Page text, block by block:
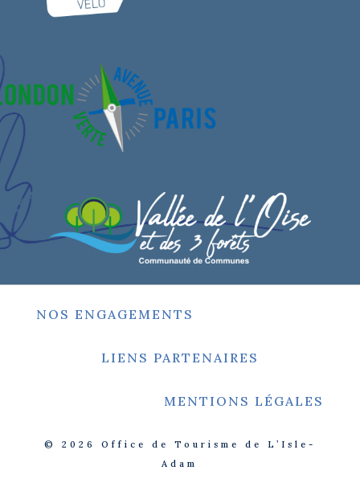
NOS ENGAGEMENTS
LIENS PARTENAIRES
MENTIONS LÉGALES
© 2026
Office de Tourisme de L’Isle-
Adam